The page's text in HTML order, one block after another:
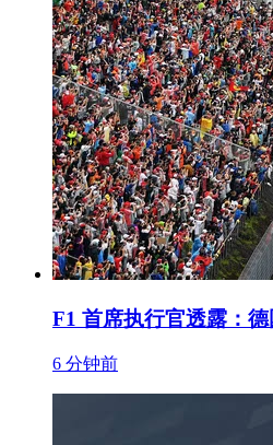
F1 首席执行官透露：
6 分钟前